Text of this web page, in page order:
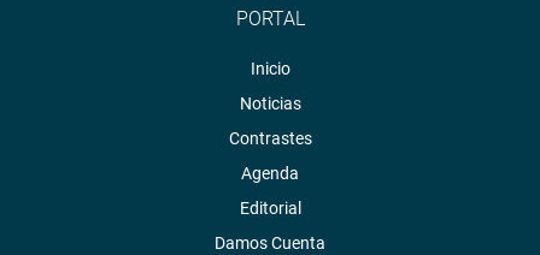
PORTAL
Inicio
Noticias
Contrastes
Agenda
Editorial
Damos Cuenta